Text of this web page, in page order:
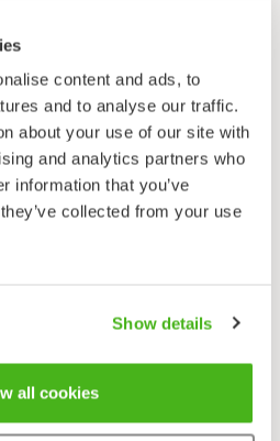
content and ads, to
and to analyse our traffic.
about your use of our site with
and analytics partners who
information that you’ve
collected from your use
Show details
all cookies
Amerikasta. Sitä on
lampiin Etelä-Suomessa
sitä on siirretty
Suomessa. Laji menestyy
pikkulammissa, sillä se
hyvin. Se on levinnyt myös
sitä on saatu
rannikolta.